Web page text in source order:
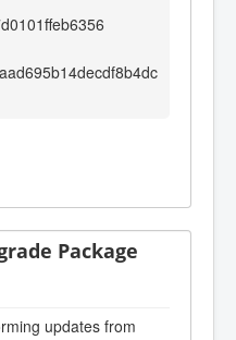
Package
updates from